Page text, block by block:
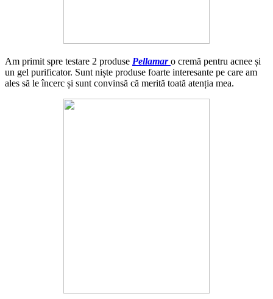
Am primit spre testare 2 produse Pellamaro cremă pentru acnee și
un gel purificator. Sunt niște produse foarte interesante pe care am
ales să le încerc și sunt convinsă că merită toată atenția mea.